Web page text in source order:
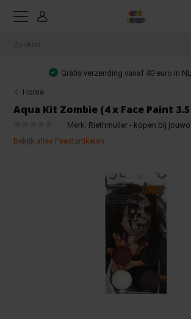
Gratis verzending vanaf 40 euro in
Home
Aqua Kit Zombie (4 x Face Paint
Merk: Riethmuller - kopen bij
Bekijk alles Feestartikelen